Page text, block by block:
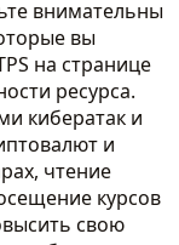
внимательны
вы
на странице
ресурса.
кибератак и
и
чтение
курсов
свою